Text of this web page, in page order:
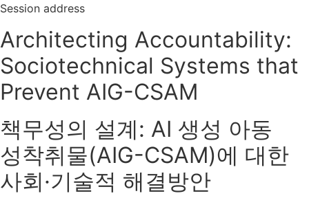
Session address
Architecting Accountability:
Sociotechnical Systems that
Prevent AIG-CSAM
책무성의 설계: AI 생성 아동
성착취물(AIG-CSAM)에 대한
사회·기술적 해결방안